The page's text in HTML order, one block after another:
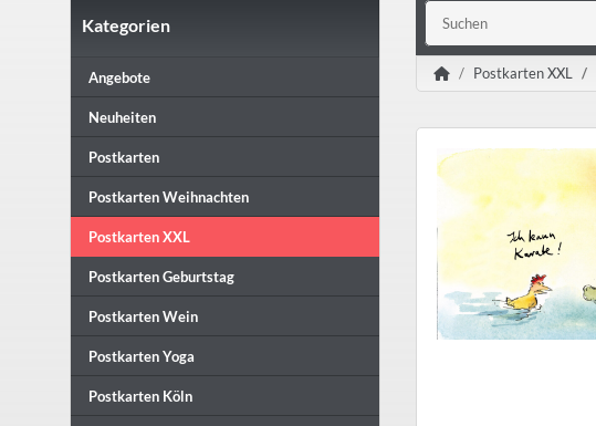
Postkarten XXL
Kategorien
Angebote
Neuheiten
Postkarten
Postkarten Weihnachten
Postkarten XXL
Postkarten Geburtstag
Postkarten Wein
Postkarten Yoga
Postkarten Köln